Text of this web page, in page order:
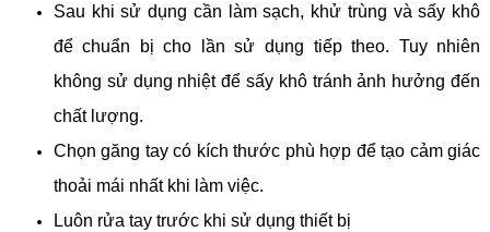
Sau khi sử dụng cần làm sạch, khử trùng và sấy khô
để chuẩn bị cho lần sử dụng tiếp theo. Tuy nhiên
không sử dụng nhiệt để sấy khô tránh ảnh hưởng đến
chất lượng.
Chọn găng tay có kích thước phù hợp để tạo cảm giác
thoải mái nhất khi làm việc.
Luôn rửa tay trước khi sử dụng thiết bị